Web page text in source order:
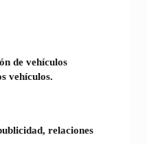
de vehículos
vehículos.
relaciones